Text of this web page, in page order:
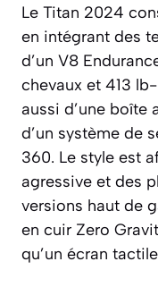
Le Titan 2024
en intégrant des
d’un V8
chevaux et 413
aussi d’une boîte
d’un système de
360. Le style est
agressive et des
versions haut de
en cuir Zero
qu’un écran